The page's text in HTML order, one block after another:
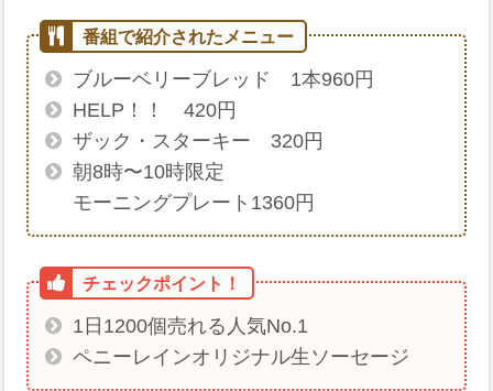
ブルーベリーブレッド 1本960円
HELP！！ 420円
ザック・スターキー 320円
朝8時〜10時限定
モーニングプレート1360円
1日1200個売れる人気No.1
ペニーレインオリジナル生ソーセージ